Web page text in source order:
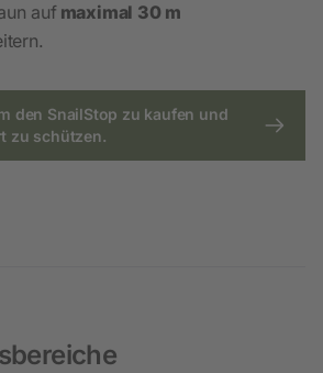
auf maximal 30 m
den SnailStop zu kaufen und
zu schützen.